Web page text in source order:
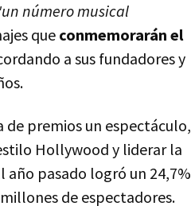
número musical
que conmemorarán el
a sus fundadores y
de premios un espectáculo,
Hollywood y liderar la
año pasado logró un 24,7%
de espectadores.